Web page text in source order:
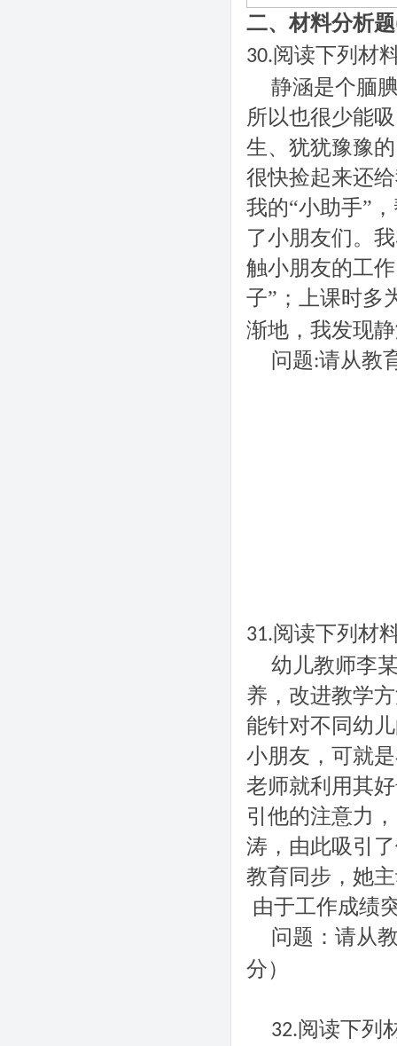
二、材料分析题
30.阅读下列材
静涵是个腼
所以也很少能
生、犹犹豫豫
很快捡起来还
我的“小助手”
了小朋友们。
触小朋友的工
子” ；
上课时
渐地，我发现
问题:请从教
31.阅读下列材
幼儿教师李
养，改进教学
能针对不同幼
小朋友，可就
老师就利用其
引他的注意力
涛，由此吸引
教育同步，她
由于工作成绩
问题：请从
分）
32.阅读下列